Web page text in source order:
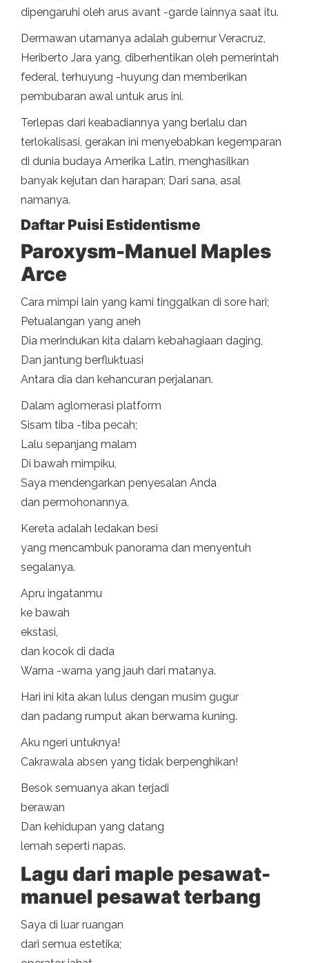
dipengaruhi oleh arus avant -garde lainnya saat itu.
Dermawan utamanya adalah gubernur Veracruz,
Heriberto Jara yang, diberhentikan oleh pemerintah
federal, terhuyung -huyung dan memberikan
pembubaran awal untuk arus ini.
Terlepas dari keabadiannya yang berlalu dan
terlokalisasi, gerakan ini menyebabkan kegemparan
di dunia budaya Amerika Latin, menghasilkan
banyak kejutan dan harapan; Dari sana, asal
namanya.
Daftar Puisi Estidentisme
Paroxysm-Manuel Maples
Arce
Cara mimpi lain yang kami tinggalkan di sore hari;
Petualangan yang aneh
Dia merindukan kita dalam kebahagiaan daging,
Dan jantung berfluktuasi
Antara dia dan kehancuran perjalanan.
Dalam aglomerasi platform
Sisam tiba -tiba pecah;
Lalu sepanjang malam
Di bawah mimpiku,
Saya mendengarkan penyesalan Anda
dan permohonannya.
Kereta adalah ledakan besi
yang mencambuk panorama dan menyentuh
segalanya.
Apru ingatanmu
ke bawah
ekstasi,
dan kocok di dada
Warna -warna yang jauh dari matanya.
Hari ini kita akan lulus dengan musim gugur
dan padang rumput akan berwarna kuning.
Aku ngeri untuknya!
Cakrawala absen yang tidak berpenghikan!
Besok semuanya akan terjadi
berawan
Dan kehidupan yang datang
lemah seperti napas.
Lagu dari maple pesawat-
manuel pesawat terbang
Saya di luar ruangan
dari semua estetika;